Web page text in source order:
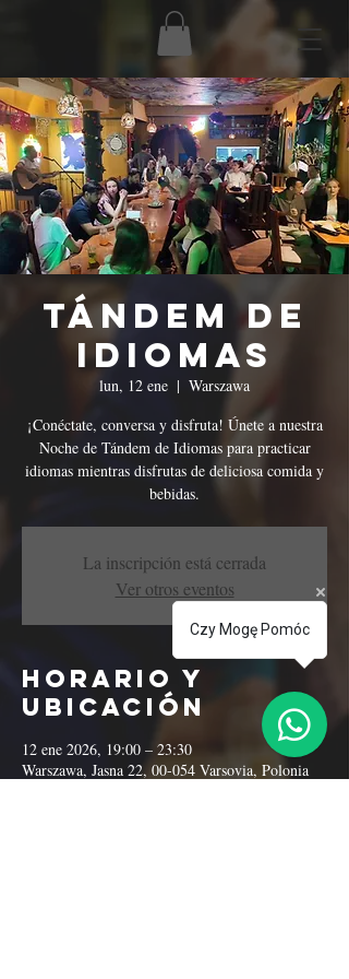
Tándem de
Idiomas
lun, 12 ene
  |
Warszawa
¡Conéctate, conversa y disfruta! Únete a nuestra
Noche de Tándem de Idiomas para practicar
idiomas mientras disfrutas de deliciosa comida y
bebidas.
La inscripción está cerrada
Ver otros eventos
Horario y
ubicación
12 ene 2026, 19:00 – 23:30
Warszawa, Jasna 22, 00-054 Varsovia, Polonia
Czy Mogę Pomóc